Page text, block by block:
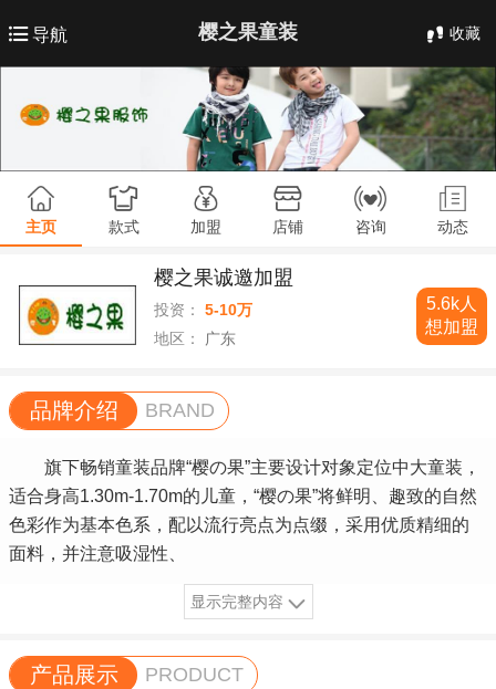
导航 樱之果童装 收藏
主页 款式 加盟 店铺 咨询 动态
樱之果诚邀加盟
投资：
5-10万
地区：
广东
5.6k人
想加盟
品牌介绍 BRAND
旗下畅销童装品牌“樱の果”主要设计对象定位中大童装，
适合身高1.30m-1.70m的儿童，“樱の果”将鲜明、趣致的自然
色彩作为基本色系，配以流行亮点为点缀，采用优质精细的
面料，并注意吸湿性、
显示完整内容
产品展示 PRODUCT